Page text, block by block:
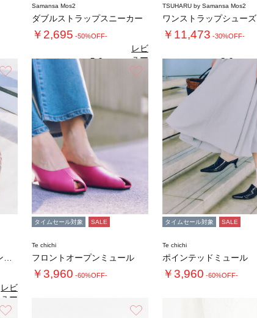
Samansa Mos2
ダブルストラップスニーカー
￥2,695 -50%OFF-
5.0（3）
レビ
ュー
を見
る
TSUHARU by Samansa Mos2
ワンストラップシューズ
￥11,473 -30%OFF-
3.0（1）
お気に入り
レビ
ュー
を見
タイムセール対象 SALE
Te chichi
フロントオープンミュール
￥3,960 -60%OFF-
タイムセール対象 SALE
Te chichi
ポインテッドミュール
￥3,960 -60%OFF-